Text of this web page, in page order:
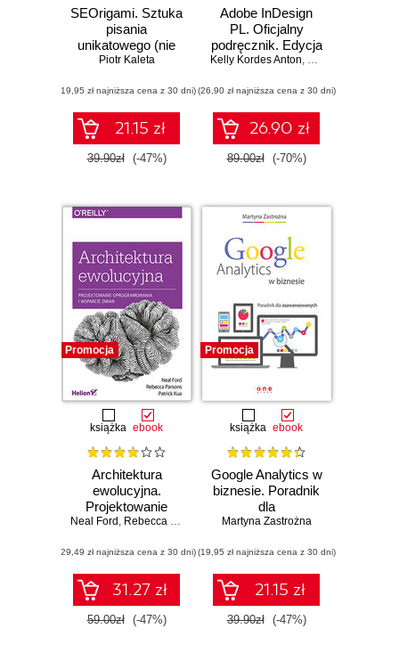
SEOrigami. Sztuka
pisania
unikatowego (nie
tylko na potrzeby
Piotr Kaleta
(19,95 zł najniższa cena z 30 dni)
21.15 zł
39.90zł (-47%)
Adobe InDesign
PL. Oficjalny
podręcznik. Edycja
2020
Kelly Kordes Anton, Tina DeJarld
(26,90 zł najniższa cena z 30 dni)
26.90 zł
89.00zł (-70%)
Promocja
książka ebook
Architektura
ewolucyjna.
Projektowanie
oprogramowania i
Neal Ford , Rebecca Parsons Patrick Kua
(29,49 zł najniższa cena z 30 dni)
31.27 zł
59.00zł (-47%)
Promocja
książka ebook
Google Analytics w
biznesie. Poradnik
dla
zaawansowanych
Martyna Zastrożna
(19,95 zł najniższa cena z 30 dni)
21.15 zł
39.90zł (-47%)